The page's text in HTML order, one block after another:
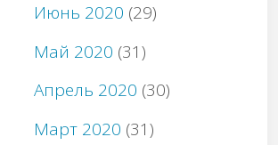
Июнь 2020 (29)
Май 2020 (31)
Апрель 2020 (30)
Март 2020 (31)